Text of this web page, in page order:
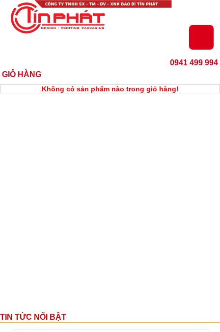
0941 499 994
GIỎ HÀNG
Không có sản phẩm nào trong giỏ hàng!
TIN TỨC NỔI BẬT